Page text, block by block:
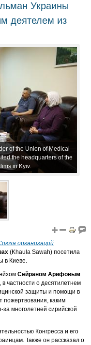
Украины
деятелем из
of the Union of Medical
the headquarters of the
in Kyiv.
организаций
(Khaula Sawah) посетила
в Киеве.
Сейраном Арифовым
частности о десятилетнем
защиты и помощи в
пожертвования, каким
многолетней сирийской
Конгресса и его
Также он рассказал о